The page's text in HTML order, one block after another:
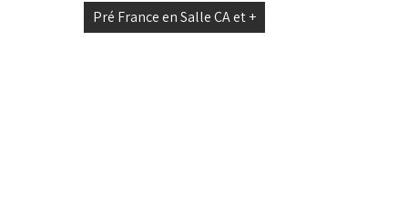
Navigation
Pré France en Salle CA et +